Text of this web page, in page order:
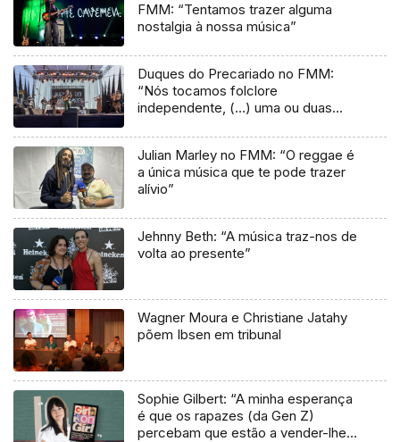
FMM: “Tentamos trazer alguma
nostalgia à nossa música”
Duques do Precariado no FMM:
“Nós tocamos folclore
independente, (…) uma ou duas
Julian Marley no FMM: “O reggae é
a única música que te pode trazer
alívio”
Jehnny Beth: “A música traz-nos de
volta ao presente”
Wagner Moura e Christiane Jatahy
põem Ibsen em tribunal
Sophie Gilbert: “A minha esperança
é que os rapazes (da Gen Z)
percebam que estão a vender-lhes